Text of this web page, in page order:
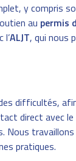
y compris
au permis
l’ALJT, qui nous
difficultés,
direct avec
Nous
pratiques.